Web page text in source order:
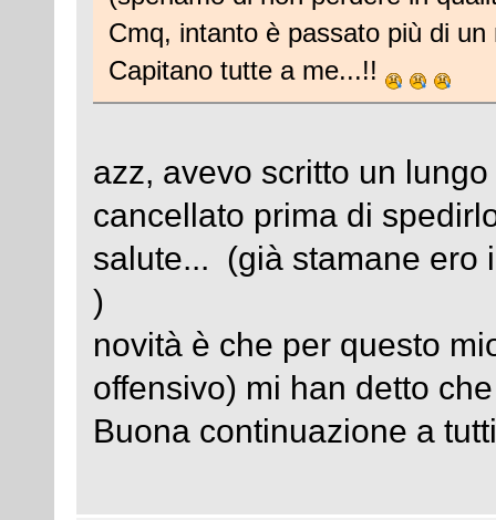
Cmq, intanto è passato più di
Capitano tutte a me...!!
azz, avevo scritto un
cancellato prima di
salute... (già stamane
)
novità è che per questo
offensivo) mi han detto
Buona continuazione a